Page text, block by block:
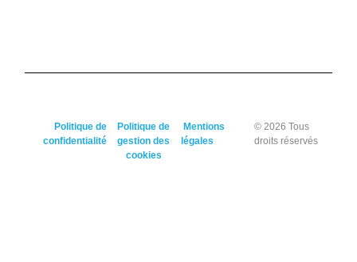
Politique de
confidentialité
Politique de
gestion des
cookies
Mentions
légales
© 2026 Tous
droits réservés